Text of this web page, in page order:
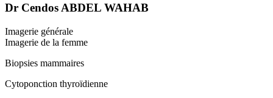
Dr Cendos ABDEL WAHAB
Imagerie générale
Imagerie de la femme
Biopsies mammaires
Cytoponction thyroïdienne